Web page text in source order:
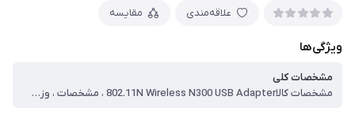
علاقه‌مندی مقایسه
ویژگی‌ها
مشخصات کلی
مشخصات کالا802.11N Wireless N300 USB Adapter ، مشخصات ، وزن ، 20 گرم ، نوع اتصال ، بی‌سیم (Wi-Fi) ، محدوده فرکانس بی‌سیم ، 2.4GHz to 2.4835GHz ، سرعت انتقال داده‌ها ، 300 Mbps ، سایر رابط‌ها ، USB ، نوع آنتن ، جدا شونده ، قدرت گیرندگی آنتن ، 10ِdB ، تعداد آنتن ، یک عدد ، امنیت بی‌سیم ، 64/128bit WEP Data Encryption (Wi-Fi Protected Access (WPA/WPA2 ، سازگار با سیستم‌عامل‌های ، windows xp‏,‏vista‏,‏win7/8‏,‏win10‏,‏macos x ‏,‏linux